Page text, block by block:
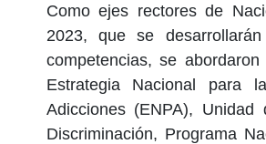
Como ejes rectores de
2023, que se
competencias, se
Estrategia Nacional para
Adicciones (ENPA),
Discriminación, Programa